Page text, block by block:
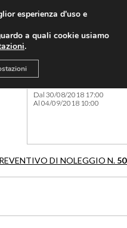
Dal 30/08/2018 17:00
Al 04/09/2018 10:00
DI NOLEGGIO N.
esperienza d'uso e
a quali cookie usiamo
.